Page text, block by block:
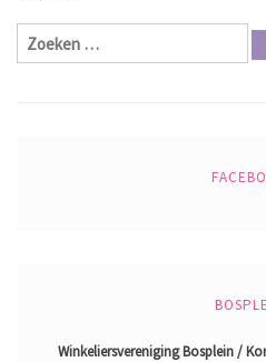
Zoeken
naar:
Winkeliersvereniging Bosplein /